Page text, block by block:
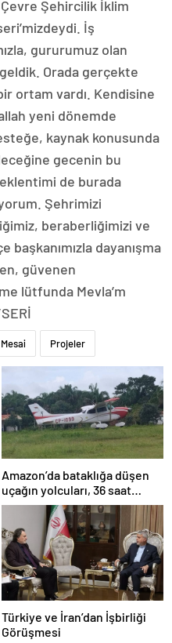
Şehircilik İklim
İş
gururumuz olan
Orada gerçekte
ortam vardı. Kendisine
yeni dönemde
kaynak konusunda
gecenin bu
de burada
Şehrimizi
beraberliğimizi ve
başkanımızla dayanışma
güvenen
lütfunda Mevla’m
Mesai Projeler
Amazon’da bataklığa düşen
uçağın yolcuları, 36 saat
kurtarılmayı bekledi
Türkiye ve İran’dan İşbirliği
Görüşmesi